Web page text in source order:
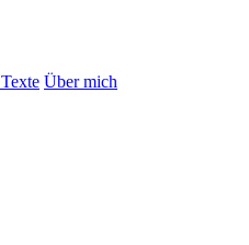
Über mich